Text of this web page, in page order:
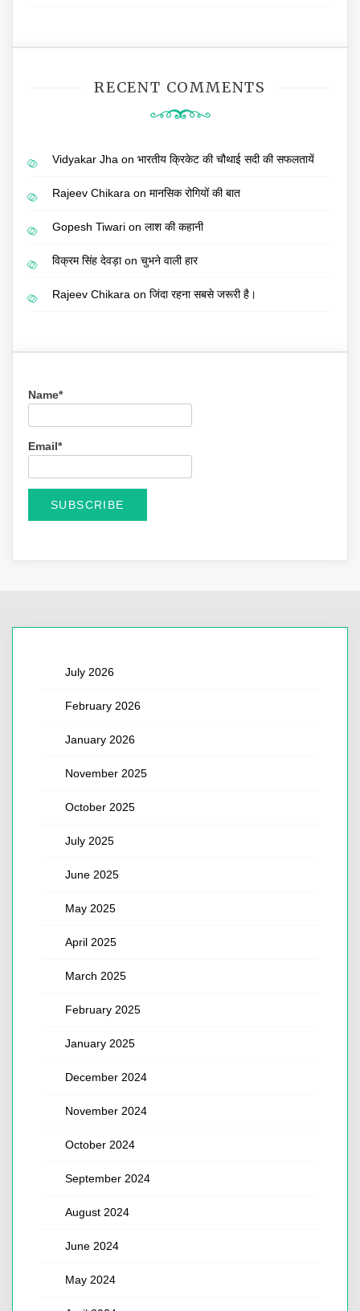
RECENT COMMENTS
Vidyakar Jha on भारतीय क्रिकेट की चौथाई सदी की सफलतायें
Rajeev Chikara on मानसिक रोगियों की बात
Gopesh Tiwari on लाश की कहानी
विक्रम सिंह देवड़ाon चुभने वाली हार
Rajeev Chikara on जिंदा रहना सबसे जरूरी है।
Name*
Email*
July 2026
February 2026
January 2026
November 2025
October 2025
July 2025
June 2025
May 2025
April 2025
March 2025
February 2025
January 2025
December 2024
November 2024
October 2024
September 2024
August 2024
June 2024
May 2024